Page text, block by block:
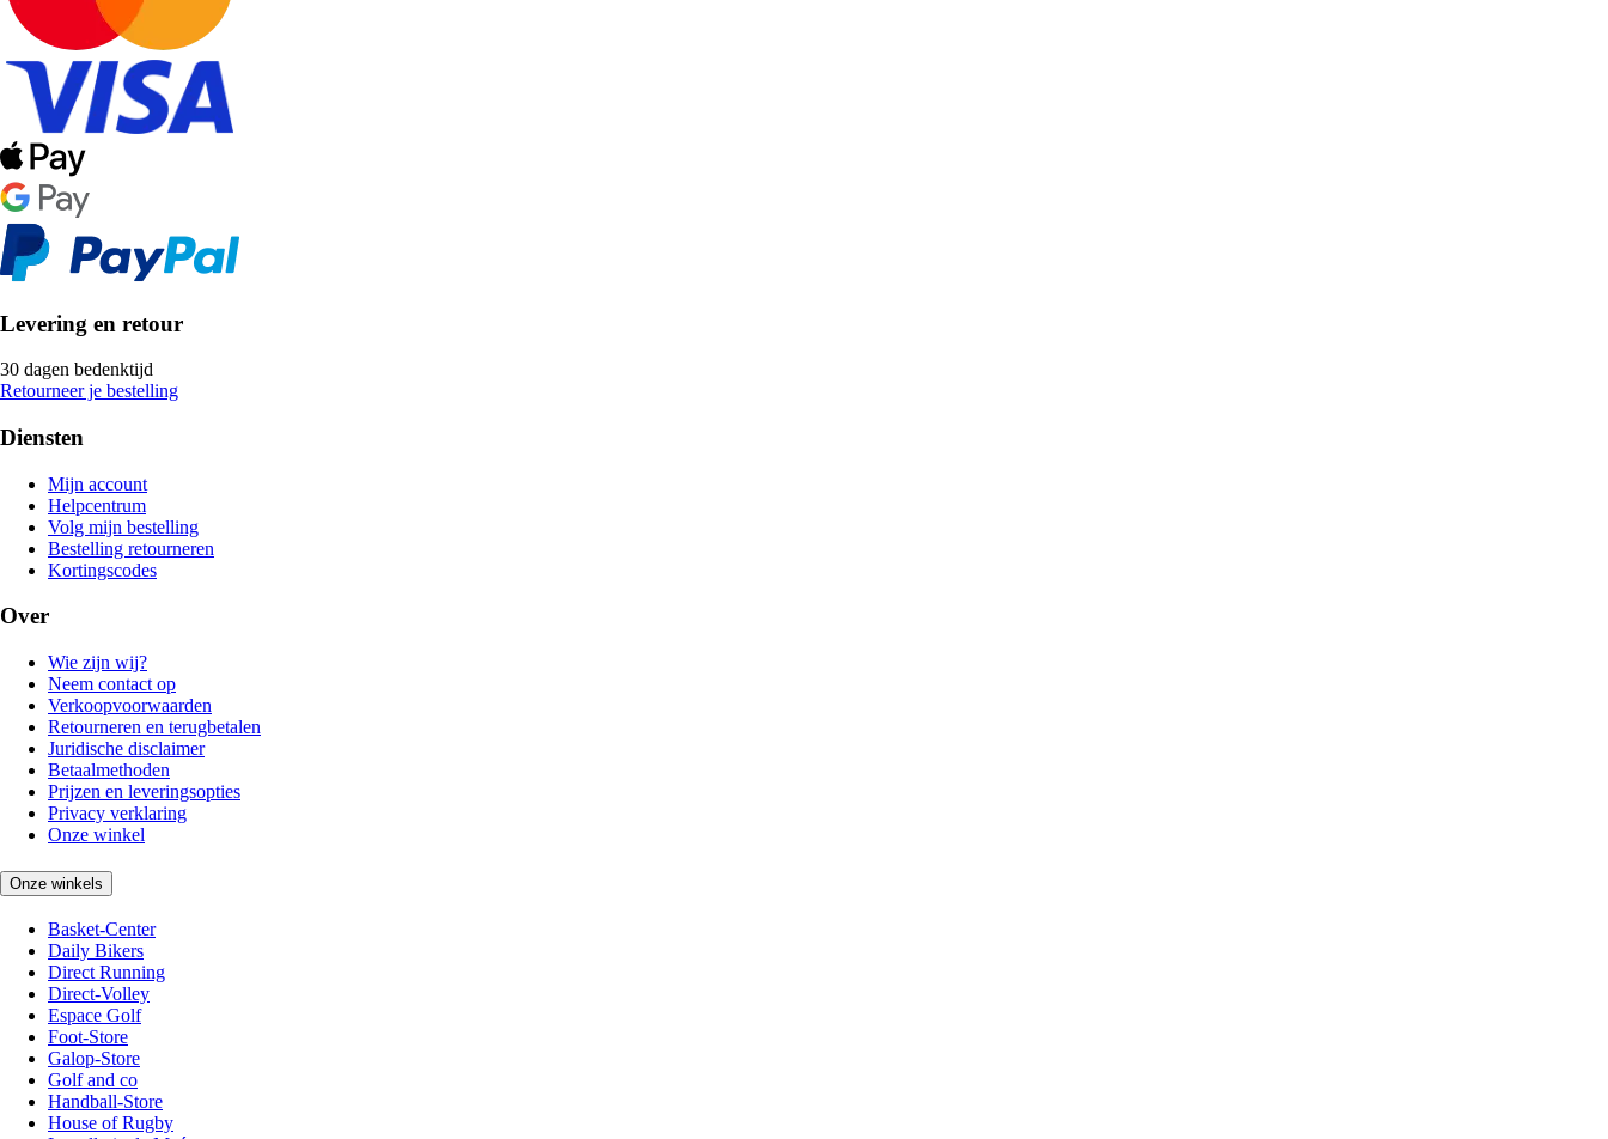
Levering en retour
30 dagen bedenktijd
Retourneer je bestelling
Diensten
Mijn account
Helpcentrum
Volg mijn bestelling
Bestelling retourneren
Kortingscodes
Over
Wie zijn wij?
Neem contact op
Verkoopvoorwaarden
Retourneren en terugbetalen
Juridische disclaimer
Betaalmethoden
Prijzen en leveringsopties
Privacy verklaring
Onze winkel
Onze winkels
Basket-Center
Daily Bikers
Direct Running
Direct-Volley
Espace Golf
Foot-Store
Galop-Store
Golf and co
Handball-Store
House of Rugby